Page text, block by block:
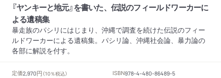
『ヤンキーと地元』を書いた、伝説のフィールドワーカーに
よる遺稿集
暴走族のパシリにはじまり、沖縄で調査を続けた伝説のフィー
ルドワーカーによる遺稿集。パシリ論、沖縄社会論、暴力論の
各部に解説を付す。
定価2,970円 （10％税込） ISBN978-4-480-86489-5